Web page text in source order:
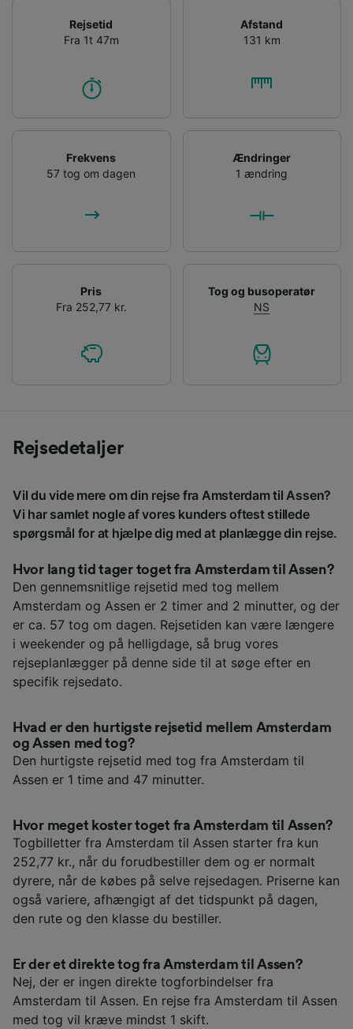
Rejsetid
Fra 1t 47m
Afstand
131 km
Frekvens
57 tog om dagen
Ændringer
1 ændring
Pris
Fra 252,77 kr.
Tog og busoperatør
NS
Rejsedetaljer
Vil du vide mere om din rejse fra Amsterdam til Assen?
Vi har samlet nogle af vores kunders oftest stillede
spørgsmål for at hjælpe dig med at planlægge din rejse.
Hvor lang tid tager toget fra Amsterdam til Assen?
Den gennemsnitlige rejsetid med tog mellem
Amsterdam og Assen er 2 timer and 2 minutter, og der
er ca. 57 tog om dagen. Rejsetiden kan være længere
i weekender og på helligdage, så brug vores
rejseplanlægger på denne side til at søge efter en
specifik rejsedato.
Hvad er den hurtigste rejsetid mellem Amsterdam
og Assen med tog?
Den hurtigste rejsetid med tog fra Amsterdam til
Assen er 1 time and 47 minutter.
Hvor meget koster toget fra Amsterdam til Assen?
Togbilletter fra Amsterdam til Assen starter fra kun
252,77 kr., når du forudbestiller dem og er normalt
dyrere, når de købes på selve rejsedagen. Priserne kan
også variere, afhængigt af det tidspunkt på dagen,
den rute og den klasse du bestiller.
Er der et direkte tog fra Amsterdam til Assen?
Nej, der er ingen direkte togforbindelser fra
Amsterdam til Assen. En rejse fra Amsterdam til Assen
med tog vil kræve mindst 1 skift.